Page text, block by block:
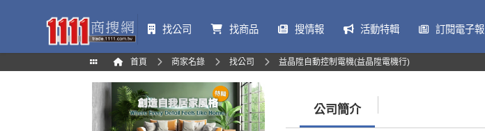
找公司 找商品 搜情報 活動特輯 訂閱電子報
首頁 商家名錄 找公司 益晶陞自動控制電機(益晶陞電機行)
公司簡介